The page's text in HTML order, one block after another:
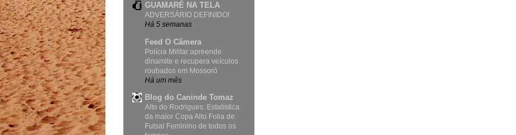
GUAMARÉ NA TELA
ADVERSÁRIO DEFINIDO!
Há 5 semanas
Feed O Câmera
Polícia Militar apreende
dinamite e recupera veículos
roubados em Mossoró
Há um mês
Blog do Caninde Tomaz
Alto do Rodrigues: Estatística
da maior Copa Alto Folia de
Futsal Feminino de todos os